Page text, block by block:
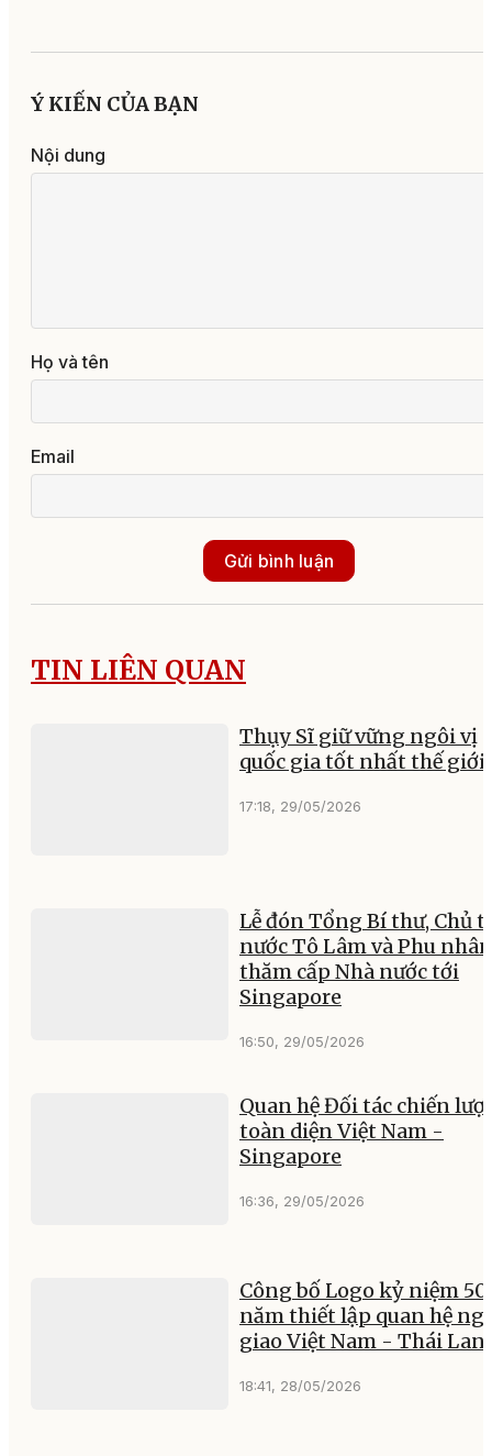
Ý KIẾN CỦA BẠN
Nội dung
Họ và tên
Email
Gửi bình luận
TIN LIÊN QUAN
Thụy Sĩ giữ vững ngôi vị
quốc gia tốt nhất thế giới
17:18, 29/05/2026
Lễ đón Tổng Bí thư, Chủ
nước Tô Lâm và Phu nhân
thăm cấp Nhà nước tới
Singapore
16:50, 29/05/2026
Quan hệ Đối tác chiến
toàn diện Việt Nam -
Singapore
16:36, 29/05/2026
Công bố Logo kỷ niệm 50
năm thiết lập quan hệ
giao Việt Nam - Thái Lan
18:41, 28/05/2026